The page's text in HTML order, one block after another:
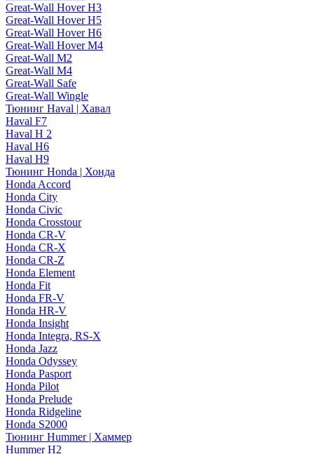
Great-Wall Hover H3
Great-Wall Hover H5
Great-Wall Hover H6
Great-Wall Hover M4
Great-Wall M2
Great-Wall M4
Great-Wall Safe
Great-Wall Wingle
Тюнинг Haval | Хавал
Haval F7
Haval H 2
Haval H6
Haval H9
Тюнинг Honda | Хонда
Honda Accord
Honda City
Honda Civic
Honda Crosstour
Honda CR-V
Honda CR-X
Honda CR-Z
Honda Element
Honda Fit
Honda FR-V
Honda HR-V
Honda Insight
Honda Integra, RS-X
Honda Jazz
Honda Odyssey
Honda Pasport
Honda Pilot
Honda Prelude
Honda Ridgeline
Honda S2000
Тюнинг Hummer | Хаммер
Hummer H2